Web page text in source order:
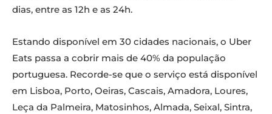
dias, entre as 12h e as 24h.
Estando disponível em 30 cidades nacionais, o Uber
Eats passa a cobrir mais de 40% da população
portuguesa. Recorde-se que o serviço está disponível
em Lisboa, Porto, Oeiras, Cascais, Amadora, Loures,
Leça da Palmeira, Matosinhos, Almada, Seixal, Sintra,